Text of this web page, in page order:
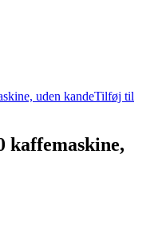
Tilføj til
kaffemaskine,